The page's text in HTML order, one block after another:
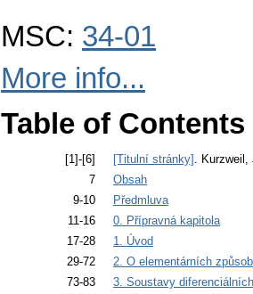
MSC: 34-01
More info...
Table of Contents
[1]-[6] [Titulní stránky]
.
7
Obsah
9-10
Předmluva
11-16
0. Přípravná kapitola
17-28
1. Úvod
29-72
2. O elementárních
73-83
3. Soustavy